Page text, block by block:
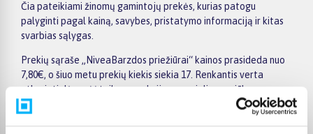
Čia pateikiami žinomų gamintojų prekės, kurias patogu
palyginti pagal kainą, savybes, pristatymo informaciją ir kitas
svarbias sąlygas.
Prekių sąraše „NiveaBarzdos priežiūrai“ kainos prasideda nuo
7,80€, o šiuo metu prekių kiekis siekia 17. Renkantis verta
atkreipti dėmesį į taikomas akcijas, specialius pasiūlymus,
techninius parametrus bei papildomas pirkimo sąlygas, kad
būtų lengviau išsirinkti geriausiai jūsų poreikius atitinkantį